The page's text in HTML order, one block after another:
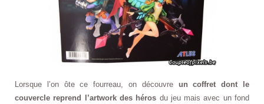
Lorsque l’on ôte ce fourreau, on découvre un coffret dont le
couvercle reprend l’artwork des héros du jeu mais avec un fond